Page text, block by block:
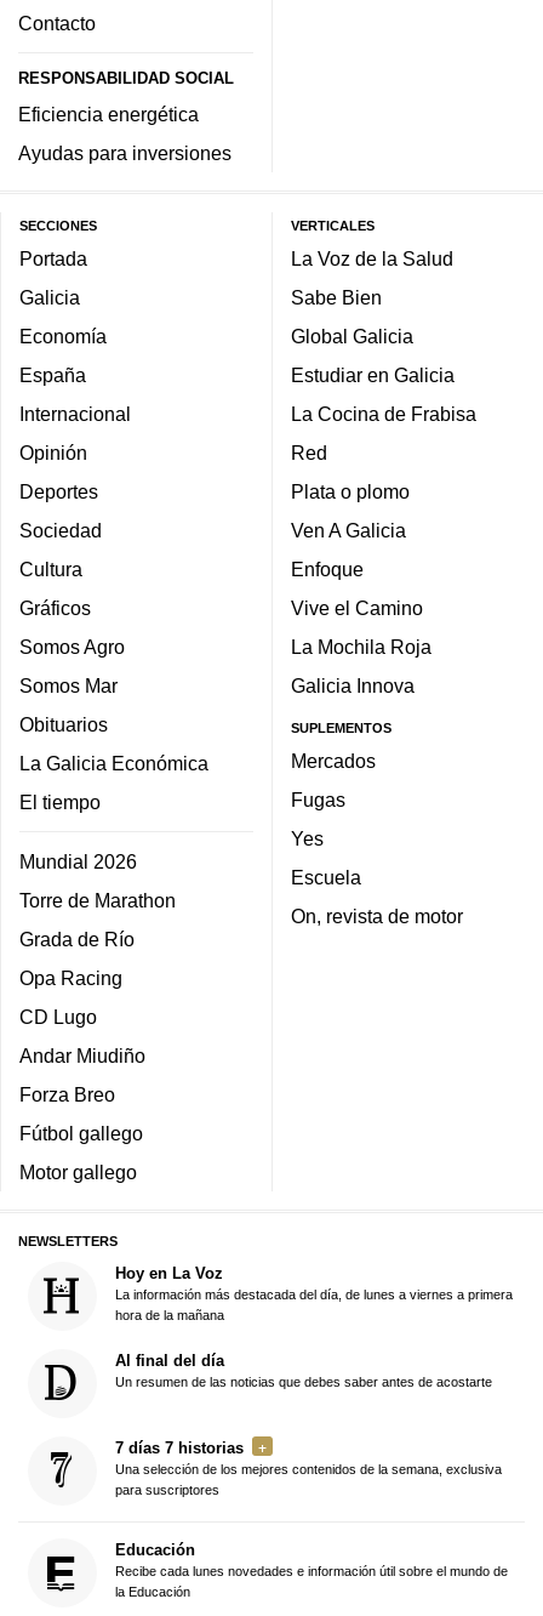
Contacto
RESPONSABILIDAD SOCIAL
Eficiencia energética
Ayudas para inversiones
SECCIONES
Portada
Galicia
Economía
España
Internacional
Opinión
Deportes
Sociedad
Cultura
Gráficos
Somos Agro
Somos Mar
Obituarios
La Galicia Económica
El tiempo
Mundial 2026
Torre de Marathon
Grada de Río
Opa Racing
CD Lugo
Andar Miudiño
Forza Breo
Fútbol gallego
Motor gallego
VERTICALES
La Voz de la Salud
Sabe Bien
Global Galicia
Estudiar en Galicia
La Cocina de Frabisa
Red
Plata o plomo
Ven A Galicia
Enfoque
Vive el Camino
La Mochila Roja
Galicia Innova
SUPLEMENTOS
Mercados
Fugas
Yes
Escuela
On, revista de motor
NEWSLETTERS
Hoy en La Voz
La información más destacada del día, de lunes a viernes a primera
hora de la mañana
Al final del día
Un resumen de las noticias que debes saber antes de acostarte
7 días 7 historias
Una selección de los mejores contenidos de la semana, exclusiva
para suscriptores
Educación
Recibe cada lunes novedades e información útil sobre el mundo de
la Educación